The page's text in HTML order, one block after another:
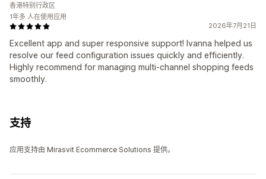
2026年7月21日
Excellent app and super responsive support! Ivanna helped us
resolve our feed configuration issues quickly and efficiently.
Highly recommend for managing multi-channel shopping feeds
smoothly.
香港特别行政区
1年多 人在使用应用
支持
应用支持由 Mirasvit Ecommerce Solutions 提供。